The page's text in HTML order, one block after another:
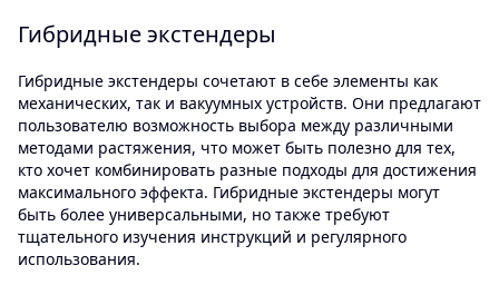
Гибридные экстендеры
Гибридные экстендеры сочетают в себе элементы как
механических, так и вакуумных устройств. Они предлагают
пользователю возможность выбора между различными
методами растяжения, что может быть полезно для тех,
кто хочет комбинировать разные подходы для достижения
максимального эффекта. Гибридные экстендеры могут
быть более универсальными, но также требуют
тщательного изучения инструкций и регулярного
использования.